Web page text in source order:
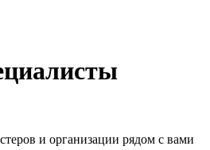
и организации рядом с вами